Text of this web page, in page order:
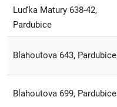
Luďka Matury 638-42,
Pardubice
Blahoutova 643, Pardubice
Blahoutova 699, Pardubice